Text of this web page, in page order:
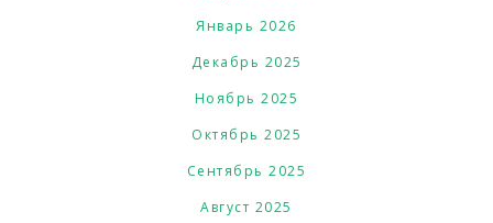
Январь 2026
Декабрь 2025
Ноябрь 2025
Октябрь 2025
Сентябрь 2025
Август 2025